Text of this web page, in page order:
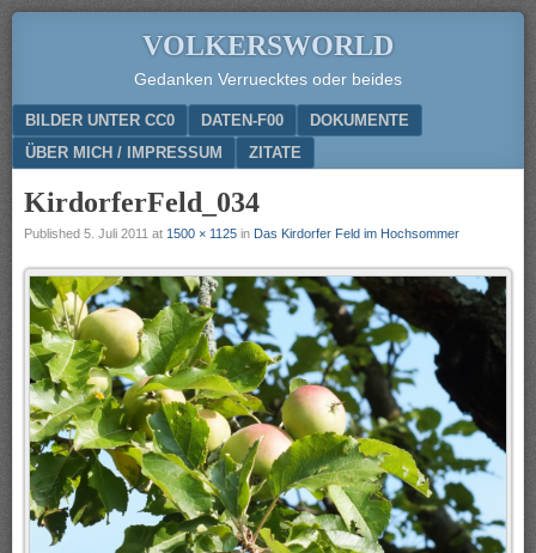
VOLKERSWORLD
Gedanken Verruecktes oder beides
Menu
SKIP TO CONTENT
BILDER UNTER CC0 DATEN-F00
DOKUMENTE
ÜBER MICH / IMPRESSUM
ZITATE
KirdorferFeld_034
Published 5. Juli 2011 at 1500 × 1125 in Das Kirdorfer Feld im Hochsommer